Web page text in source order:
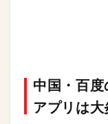
中国・百度
アプリは大